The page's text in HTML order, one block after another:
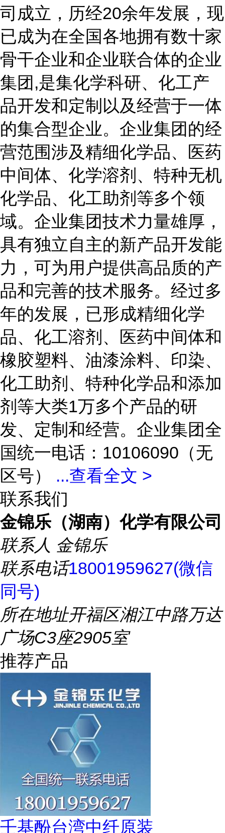
司成立，历经20余年发展，现
已成为在全国各地拥有数十家
骨干企业和企业联合体的企业
集团,是集化学科研、化工产
品开发和定制以及经营于一体
的集合型企业。企业集团的经
营范围涉及精细化学品、医药
中间体、化学溶剂、特种无机
化学品、化工助剂等多个领
域。企业集团技术力量雄厚，
具有独立自主的新产品开发能
力，可为用户提供高品质的产
品和完善的技术服务。经过多
年的发展，已形成精细化学
品、化工溶剂、医药中间体和
橡胶塑料、油漆涂料、印染、
化工助剂、特种化学品和添加
剂等大类1万多个产品的研
发、定制和经营。企业集团全
国统一电话：10106090（无
区号） ...查看全文 >
联系我们
金锦乐（湖南）化学有限公司
联系人 金锦乐
联系电话18001959627(微信
同号)
所在地址开福区湘江中路万达
广场C3座2905室
推荐产品
壬基酚台湾中纤原装